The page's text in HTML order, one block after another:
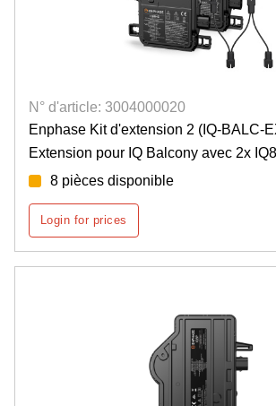
N° d'article: 3004000020
Enphase Kit d'extension 2 (IQ-BALC-
Extension pour IQ Balcony avec 2x
8 pièces disponible
Login for prices